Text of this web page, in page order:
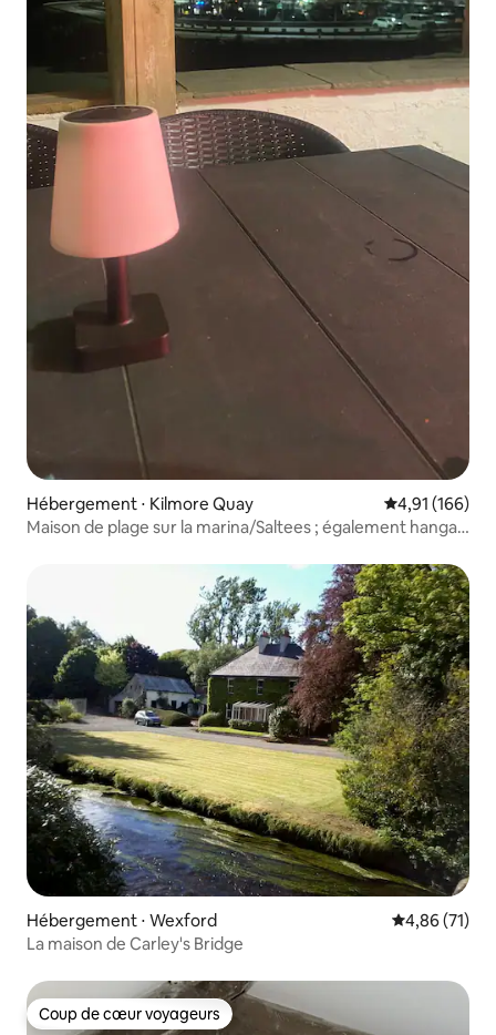
Hébergement ⋅ Kilmore Quay Évaluation
4,91 (166)
Maison de plage sur la marina/Saltees ; également hangar
Hébergement ⋅ Wexford Évaluation
4,86 (71)
La maison de Carley's Bridge
Coup de cœur voyageurs
Coup de cœur voyageurs